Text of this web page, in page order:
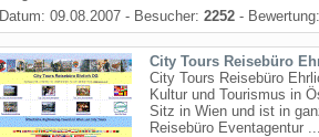
Datum: 09.08.2007 - Besucher: 2252 - Bewertung:
City Tours Reisebüro
City Tours Reisebüro
Kultur und Tourismus in
Sitz in Wien und ist in
Reisebüro Eventagentur ...